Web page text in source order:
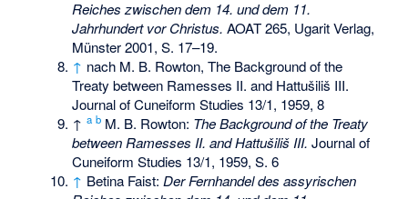
Reiches zwischen dem 14. und dem 11.
Jahrhundert vor Christus. AOAT 265, Ugarit Verlag,
Münster 2001, S. 17–19.
↑ nach M. B. Rowton, The Background of the
Treaty between Ramesses II. and Hattušiliš III.
Journal of Cuneiform Studies 13/1, 1959, 8
↑a b M. B. Rowton: The Background of the Treaty
between Ramesses II. and Hattušiliš III. Journal of
Cuneiform Studies 13/1, 1959, S. 6
↑ Betina Faist:Der Fernhandel des assyrischen